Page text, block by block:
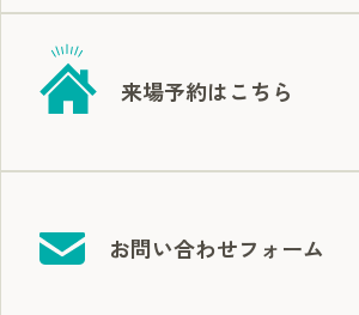
来場予約はこちら
お問い合わせフォーム